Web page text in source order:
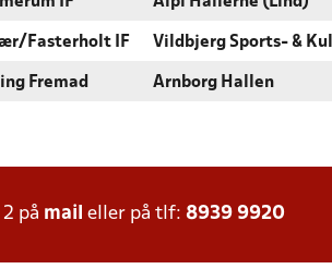
Fasterholt IF Vildbjerg Sports- &
Fremad Arnborg Hallen
på mail eller på tlf: 8939 9920